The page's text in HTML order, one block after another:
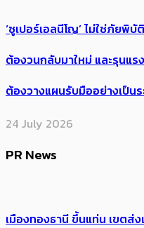
‘ซูเปอร์เอลนีโญ’ ไม่ใช่ภัยพิ
ต้อง​วนกลับมาใหม่ และรุนแ
ต้องวางแผนรับมืออย่างเป็น
24 July 2026
PR News
เมืองทองธานี ขึ้นแท่น เขตส่